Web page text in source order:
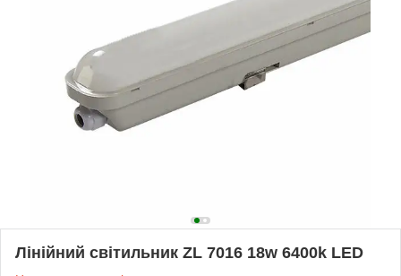
Лінійний світильник ZL 7016 18w 6400k LED